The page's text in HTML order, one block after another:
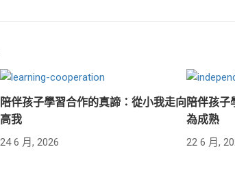
陪伴孩子學習合作的真諦：從小我走向
高我
24 6 月, 2026
陪伴孩子
為成熟
22 6 月,